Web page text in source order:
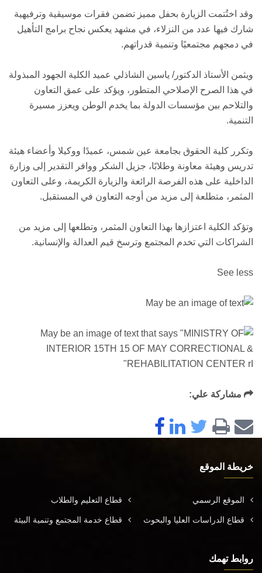
وقد اختُتمت الزيارة بحفل مميز تضمن فقرات موسيقية وترفيهية
شارك فيها عدد من النزلاء، في مشهد يعكس نجاح برامج التأهيل
في دمجهم مجتمعيًا وتنمية قدراتهم.
ويثمن الأستاذ الدكتور/ ياسين الشاذلي عميد الكلية الجهود المبذولة
في هذا الصرح الإصلاحي المتطور، ويؤكد على عمق التعاون
والتلاحم بين مؤسسات الدولة بما يخدم الوطن ويعزز مسيرة
التنمية.
وتكرر كلية الحقوق بجامعة عين شمس، عميدًا ووكيلا وأعضاء هيئة
تدريس وهيئة معاونة وطلابًا، جزيل الشكر ووافر التقدير إلى وزارة
الداخلية على هذه الفرصة الرائعة والزيارة الكريمة، وعلى التعاون
المثمر، متطلعة إلى مزيد من أوجه التعاون في المستقبل.
وتؤكد الكلية اعتزازها بهذا التعاون المثمر، وتطلعها إلى مزيد من
الشراكات التي تخدم المجتمع وترسخ قيم العدالة والإنسانية.
See less
مشاركة علي:
خريطة الموقع
الموقع الرسمي قطاع التعليم والطلاب
قطاع الدراسات العليا والبحوث قطاع خدمة المجتمع وتنمية البيئة
روابط تهمك